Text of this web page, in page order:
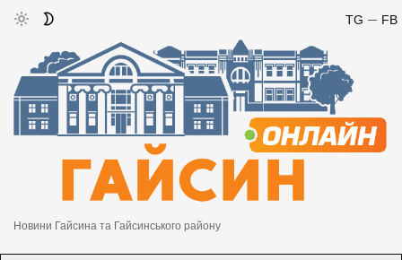
FB
TG
Новини Гайсина та Гайсинського району